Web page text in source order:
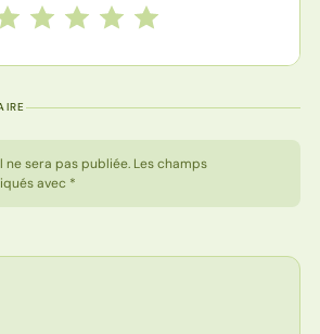
cette recette de 1 à 5 étoiles
5 étoiles
4 étoiles
3 étoiles
2 étoiles
1 étoile
sera pas publiée. Les champs
avec *